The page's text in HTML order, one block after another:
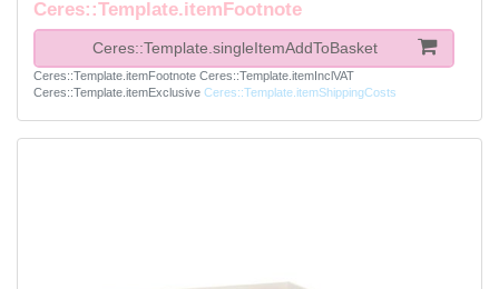
Ceres::Template.itemFootnote
Ceres::Template.singleItemAddToBasket
Ceres::Template.itemFootnote Ceres::Template.itemInclVAT
Ceres::Template.itemExclusive Ceres::Template.itemShippingCosts